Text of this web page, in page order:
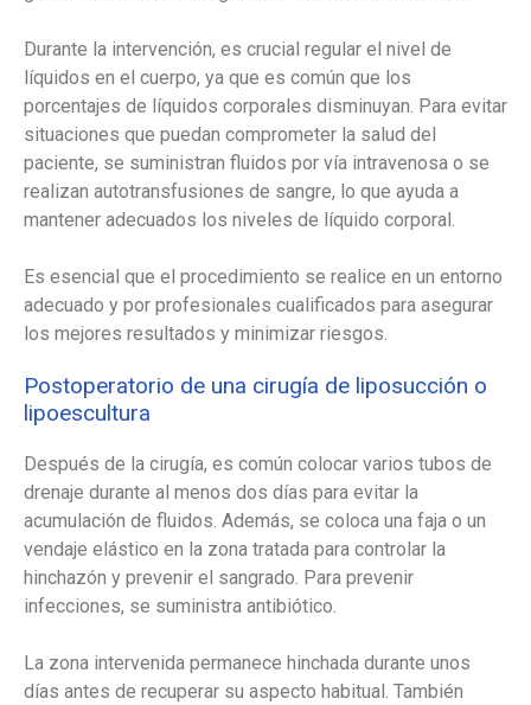
Durante la intervención, es crucial regular el nivel de
líquidos en el cuerpo, ya que es común que los
porcentajes de líquidos corporales disminuyan. Para evitar
situaciones que puedan comprometer la salud del
paciente, se suministran fluidos por vía intravenosa o se
realizan autotransfusiones de sangre, lo que ayuda a
mantener adecuados los niveles de líquido corporal.
Es esencial que el procedimiento se realice en un entorno
adecuado y por profesionales cualificados para asegurar
los mejores resultados y minimizar riesgos.
Postoperatorio de una cirugía de liposucción o
lipoescultura
Después de la cirugía, es común colocar varios tubos de
drenaje durante al menos dos días para evitar la
acumulación de fluidos. Además, se coloca una faja o un
vendaje elástico en la zona tratada para controlar la
hinchazón y prevenir el sangrado. Para prevenir
infecciones, se suministra antibiótico.
La zona intervenida permanece hinchada durante unos
días antes de recuperar su aspecto habitual. También